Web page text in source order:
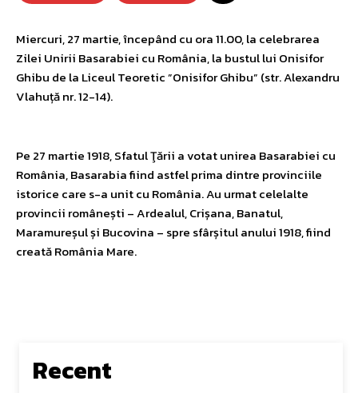
Miercuri, 27 martie, începând cu ora 11.00, la celebrarea
Zilei Unirii Basarabiei cu România, la bustul lui Onisifor
Ghibu de la Liceul Teoretic ”Onisifor Ghibu” (str. Alexandru
Vlahuță nr. 12-14).
Pe 27 martie 1918, Sfatul Ţării a votat unirea Basarabiei cu
România, Basarabia fiind astfel prima dintre provinciile
istorice care s-a unit cu România. Au urmat celelalte
provincii românești – Ardealul, Crișana, Banatul,
Maramureșul și Bucovina – spre sfârșitul anului 1918, fiind
creată România Mare.
Recent